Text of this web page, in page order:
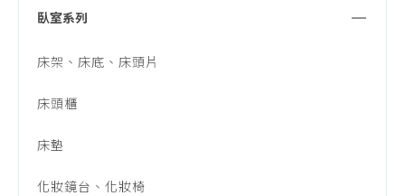
衛生紙臥室系列
床架、床底、床頭片
床頭櫃
床墊
化妝鏡台、化妝椅